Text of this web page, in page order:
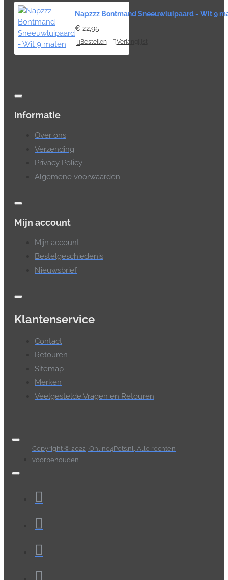
Napzzz Bontmand Sneeuwluipaard - Wit 9
€ 22,95
Bestellen Verlanglijst
Informatie
Over ons
Verzending
Privacy Policy
Algemene voorwaarden
Mijn account
Mijn account
Bestelgeschiedenis
Nieuwsbrief
Klantenservice
Contact
Retouren
Sitemap
Merken
Veelgestelde Vragen en Retouren
Copyright © 2022, Online4Pets.nl, Alle rechten
voorbehouden